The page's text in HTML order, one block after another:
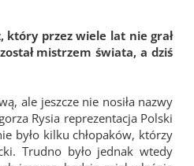
który przez wiele lat nie grał
mistrzem świata, a dziś
ale jeszcze nie nosiła nazwy
Rysia reprezentacja Polski
było kilku chłopaków, którzy
Trudno było jednak wtedy